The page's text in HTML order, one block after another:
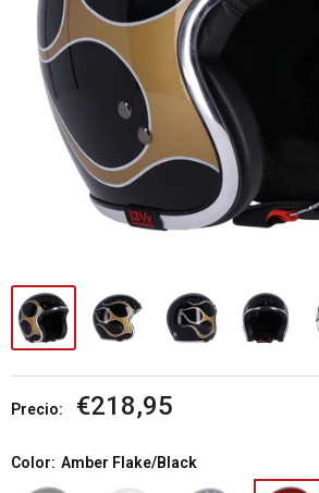
Precio:
Precio
venta
€218,95
Color: Amber Flake/Black